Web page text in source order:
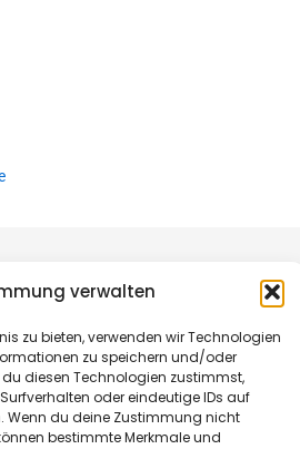
verwalten
zu bieten, verwenden wir Technologien
zu speichern und/oder
diesen Technologien zustimmst,
oder eindeutige IDs auf
Wenn du deine Zustimmung nicht
bestimmte Merkmale und